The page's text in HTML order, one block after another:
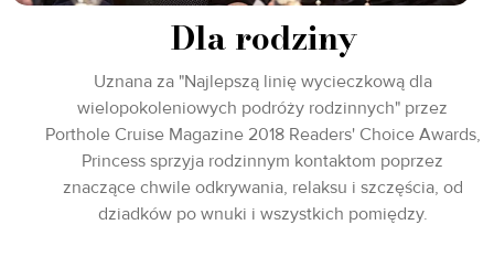
Dla rodziny
Uznana za "Najlepszą linię wycieczkową dla
wielopokoleniowych podróży rodzinnych" przez
Porthole Cruise Magazine 2018 Readers' Choice Awards,
Princess sprzyja rodzinnym kontaktom poprzez
znaczące chwile odkrywania, relaksu i szczęścia, od
dziadków po wnuki i wszystkich pomiędzy.